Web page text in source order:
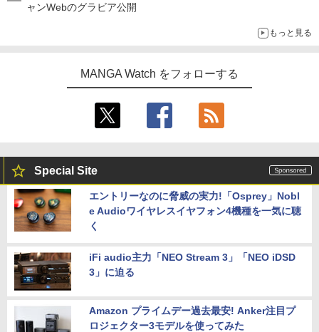
ャンWebのグラビア公開
もっと見る
MANGA Watch をフォローする
Special Site
エントリーなのに脅威の実力!「Osprey」Nobl
e Audioワイヤレスイヤフォン4機種を一気に聴
く
iFi audio主力「NEO Stream 3」「NEO iDSD
3」に迫る
Amazon プライムデー過去最安! Anker注目プ
ロジェクター3モデルを使ってみた